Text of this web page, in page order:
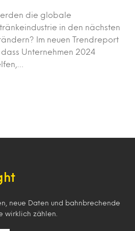
die globale
in den nächsten
Im neuen Trendreport
Unternehmen 2024
neue Daten und bahnbrechende
wirklich zählen.